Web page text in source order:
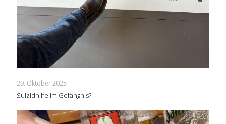
29. Oktober 2025
Suizidhilfe im Gefängnis?